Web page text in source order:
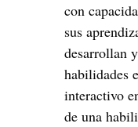
con
sus
desarrollan
habilidades
interactivo
de una